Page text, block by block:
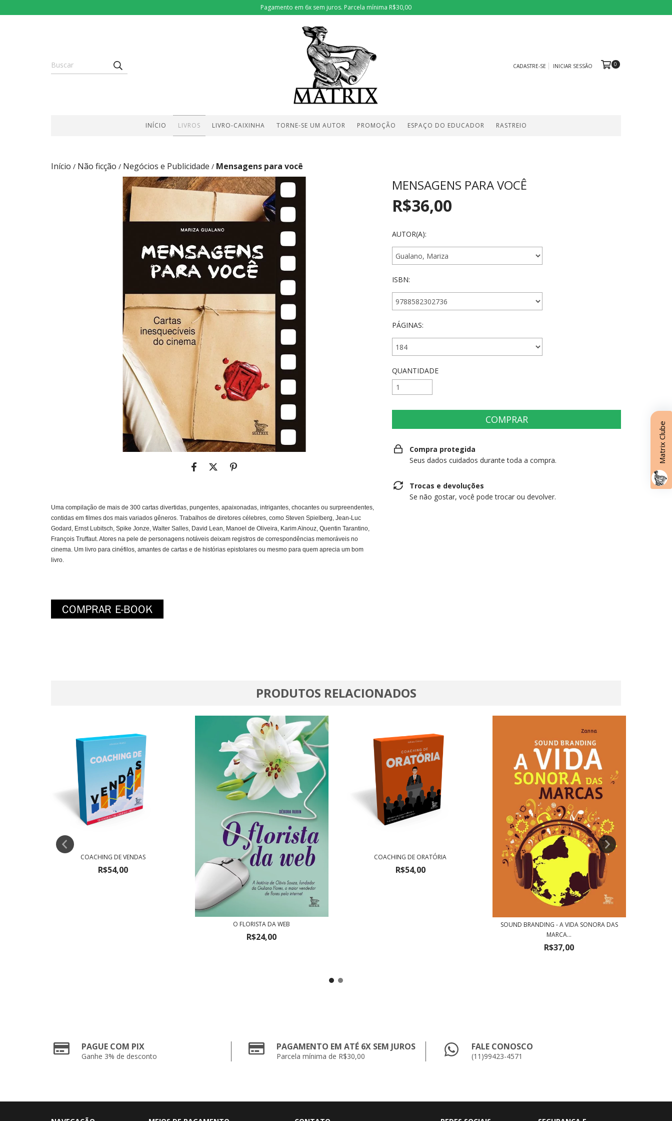
Pagamento em 6x sem juros. Parcela mínima R$30,00
CADASTRE-SE INICIAR SESSÃO 0
INÍCIO LIVROS LIVRO-CAIXINHA TORNE-SE UM AUTOR PROMOÇÃO ESPAÇO DO EDUCADOR RASTREIO
Início / Não ficção / Negócios e Publicidade / Mensagens para você
Uma compilação de mais de 300 cartas divertidas, pungentes, apaixonadas, intrigantes, chocantes ou surpreendentes,
contidas em filmes dos mais variados gêneros. Trabalhos de diretores célebres, como Steven Spielberg, Jean-Luc
Godard, Ernst Lubitsch, Spike Jonze, Walter Salles, David Lean, Manoel de Oliveira, Karim Aïnouz, Quentin Tarantino,
François Truffaut. Atores na pele de personagens notáveis deixam registros de correspondências memoráveis no
cinema. Um livro para cinéfilos, amantes de cartas e de histórias epistolares ou mesmo para quem aprecia um bom
livro.
MENSAGENS PARA VOCÊ
R$36,00
AUTOR(A):
ISBN:
PÁGINAS:
QUANTIDADE
Compra protegida
Seus dados cuidados durante toda a compra.
Trocas e devoluções
Se não gostar, você pode trocar ou devolver.
PRODUTOS RELACIONADOS
COACHING DE VENDAS
R$54,00
O FLORISTA DA WEB
R$24,00
COACHING DE ORATÓRIA
R$54,00
SOUND BRANDING - A VIDA SONORA DAS
MARCA...
R$37,00
PAGUE COM PIX
Ganhe 3% de desconto
PAGAMENTO EM ATÉ 6X SEM JUROS
Parcela mínima de R$30,00
FALE CONOSCO
(11)99423-4571
Matrix Clube